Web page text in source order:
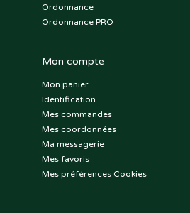
Ordonnance
Ordonnance PRO
Mon compte
Mon panier
Identification
Mes commandes
Mes coordonnées
Ma messagerie
Mes favoris
Mes préférences Cookies